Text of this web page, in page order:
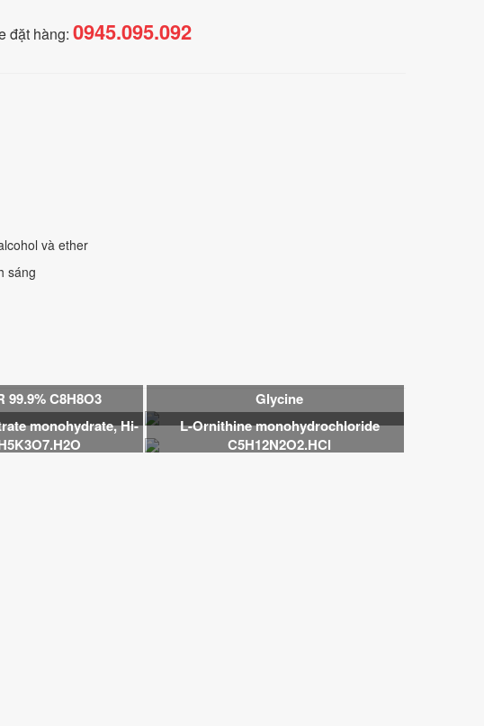
đặt hàng: 0945.095.092
và ether
sáng
99.9% C8H8O3
Glycine
monohydrate, Hi-
L-Ornithine monohydrochloride
C5H12N2O2.HCl